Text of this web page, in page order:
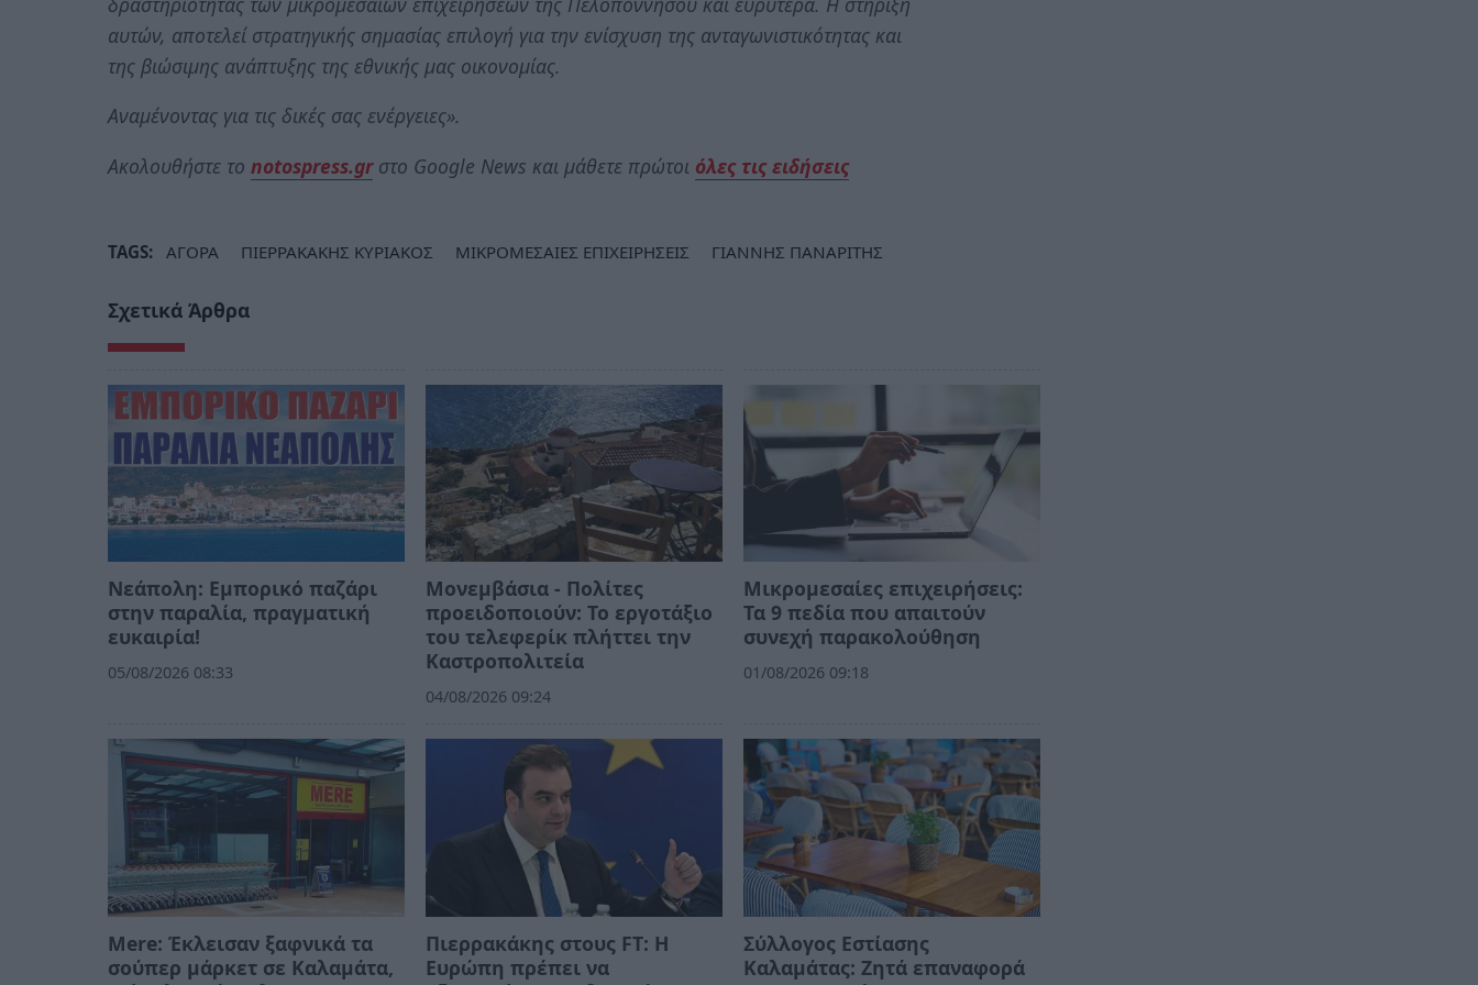
αυτών, αποτελεί στρατηγικής σημασίας επιλογή για την ενίσχυση της ανταγωνιστικότητας και
της βιώσιμης ανάπτυξης της εθνικής μας οικονομίας.
Αναμένοντας για τις δικές σας ενέργειες».
Ακολουθήστε το notospress.grστο Google News και μάθετε πρώτοι όλες τις ειδήσεις
TAGS: ΑΓΟΡΑ ΠΙΕΡΡΑΚΑΚΗΣ ΚΥΡΙΑΚΟΣ ΜΙΚΡΟΜΕΣΑΙΕΣ ΕΠΙΧΕΙΡΗΣΕΙΣ ΓΙΑΝΝΗΣ ΠΑΝΑΡΙΤΗΣ
Σχετικά Άρθρα
Νεάπολη: Εμπορικό παζάρι
στην παραλία, πραγματική
ευκαιρία!
05/08/2026 08:33
Μονεμβάσια - Πολίτες
προειδοποιούν: Το εργοτάξιο
του τελεφερίκ πλήττει την
Καστροπολιτεία
04/08/2026 09:24
Μικρομεσαίες επιχειρήσεις:
Τα 9 πεδία που απαιτούν
συνεχή παρακολούθηση
01/08/2026 09:18
Mere: Έκλεισαν ξαφνικά τα
σούπερ μάρκετ σε Καλαμάτα,
Πιερρακάκης στους FT: Η
Ευρώπη πρέπει να
Σύλλογος Εστίασης
Καλαμάτας: Ζητά επαναφορά